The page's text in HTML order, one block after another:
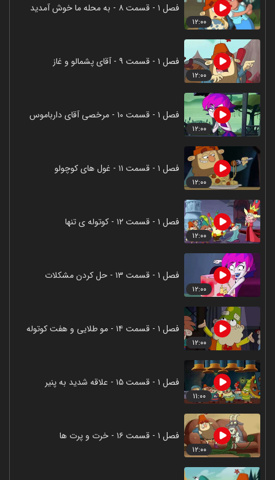
۱۲:۰۰
فصل ۱ - قسمت ۸ - به محله ما خوش آمدید
۱۲:۰۰
فصل ۱ - قسمت ۹ - آقای پشمالو و غاز
۱۲:۰۰
فصل ۱ - قسمت ۱۰ - مرخصی آقای دارباموس
۱۲:۰۰
فصل ۱ - قسمت ۱۱ - غول های کوچولو
۱۲:۰۰
فصل ۱ - قسمت ۱۲ - کوتوله ی تنها
۱۲:۰۰
فصل ۱ - قسمت ۱۳ - حل کردن مشکلات
۱۲:۰۰
فصل ۱ - قسمت ۱۴ - مو طلایی و هفت کوتوله
۱۱:۰۰
فصل ۱ - قسمت ۱۵ - علاقه شدید به پنیر
۱۲:۰۰
فصل ۱ - قسمت ۱۶ - خرت و پرت ها